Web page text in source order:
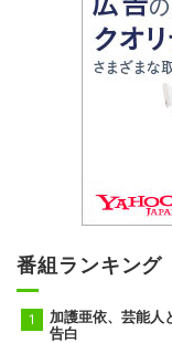
番組ランキング
加護亜依、芸能人
告白